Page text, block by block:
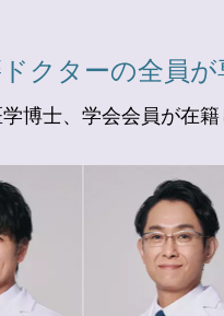
クターの全員
博士、学会会員が在